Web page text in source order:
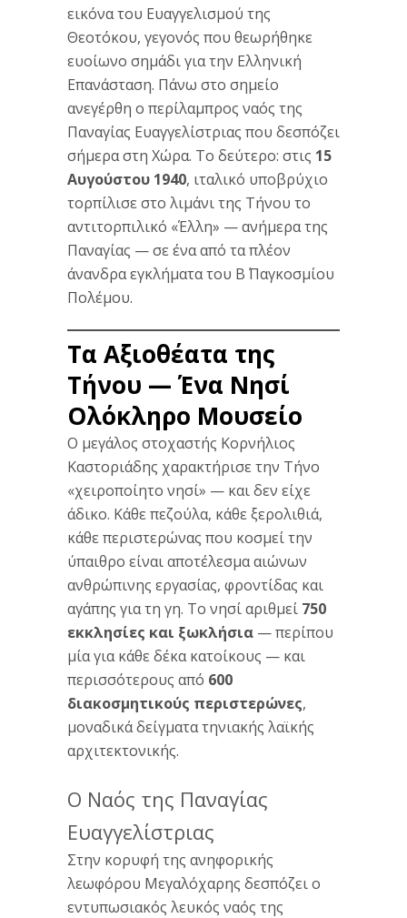
εικόνα του Ευαγγελισμού της
Θεοτόκου, γεγονός που θεωρήθηκε
ευοίωνο σημάδι για την Ελληνική
Επανάσταση. Πάνω στο σημείο
ανεγέρθη ο περίλαμπρος ναός της
Παναγίας Ευαγγελίστριας που δεσπόζει
σήμερα στη Χώρα. Το δεύτερο: στις 15
Αυγούστου 1940, ιταλικό υποβρύχιο
τορπίλισε στο λιμάνι της Τήνου το
αντιτορπιλικό «Έλλη» — ανήμερα της
Παναγίας — σε ένα από τα πλέον
άνανδρα εγκλήματα του Β΄ Παγκοσμίου
Πολέμου.
Τα Αξιοθέατα της
Τήνου — Ένα Νησί
Ολόκληρο Μουσείο
Ο μεγάλος στοχαστής Κορνήλιος
Καστοριάδης χαρακτήρισε την Τήνο
«χειροποίητο νησί» — και δεν είχε
άδικο. Κάθε πεζούλα, κάθε ξερολιθιά,
κάθε περιστερώνας που κοσμεί την
ύπαιθρο είναι αποτέλεσμα αιώνων
ανθρώπινης εργασίας, φροντίδας και
αγάπης για τη γη. Το νησί αριθμεί 750
εκκλησίες και ξωκλήσια — περίπου
μία για κάθε δέκα κατοίκους — και
περισσότερους από 600
διακοσμητικούς περιστερώνες,
μοναδικά δείγματα τηνιακής λαϊκής
αρχιτεκτονικής.
Ο Ναός της Παναγίας
Ευαγγελίστριας
Στην κορυφή της ανηφορικής
λεωφόρου Μεγαλόχαρης δεσπόζει ο
εντυπωσιακός λευκός ναός της